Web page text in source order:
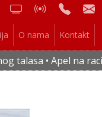
O nama Kontakt
na racionalnu